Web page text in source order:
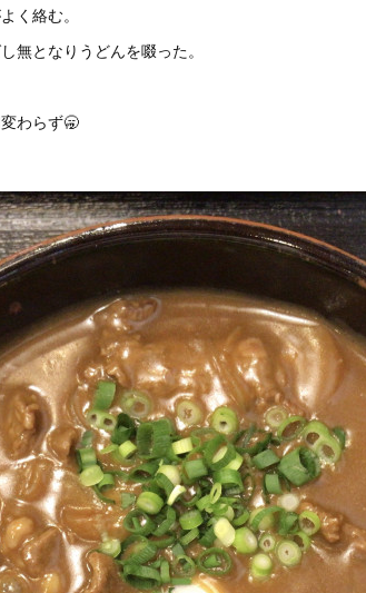
く絡む。
無となりうどんを啜った。
わらず🥱